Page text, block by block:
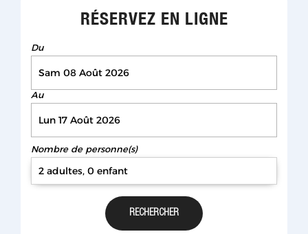
RÉSERVEZ EN LIGNE
Du
Au
Nombre de personne(s)
2 adultes, 0 enfant